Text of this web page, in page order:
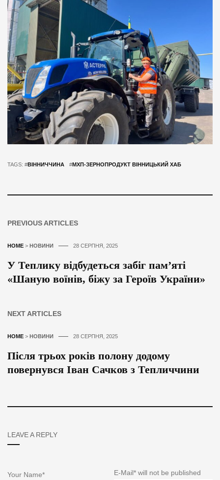
TAGS: #ВІННИЧЧИНА #МХП-ЗЕРНОПРОДУКТ ВІННИЦЬКИЙ ХАБ
PREVIOUS ARTICLES
HOME > НОВИНИ 28 СЕРПНЯ, 2025
У Теплику відбудеться забіг пам’яті
«Шаную воїнів, біжу за Героїв України»
NEXT ARTICLES
HOME > НОВИНИ 28 СЕРПНЯ, 2025
Після трьох років полону додому
повернувся Іван Сачков з Тепличчини
LEAVE A REPLY